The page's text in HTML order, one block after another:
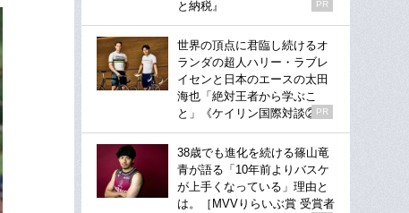
と納税』
PR
世界の頂点に君臨し続けるオ
ランダの超人ハリー・ラブレ
イセンと日本のエースの太田
海也「絶対王者から学ぶこ
と」《ケイリン国際対談②》
PR
38歳でも進化を続ける篠山竜
青が語る「10年前よりバスケ
が上手くなっている」理由と
は。［MVVりらいぶ賞 受賞者